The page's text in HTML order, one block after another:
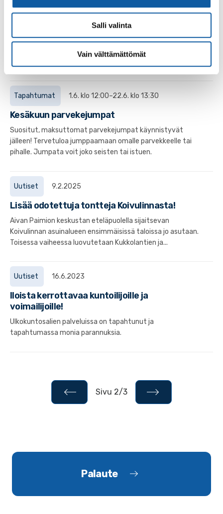
Salli valinta
Vain välttämättömät
Sivut
Muurahaispolku
Muurahaispolku on noin kilometrin pituinen, erityisesti
Tapahtumat 1.6. klo 12:00–22.6. klo 13:30
Kesäkuun parvekejumpat
Suositut, maksuttomat parvekejumpat käynnistyvät
jälleen! Tervetuloa jumppaamaan omalle parvekkeelle tai
pihalle. Jumpata voit joko seisten tai istuen.
Uutiset 9.2.2025
Lisää odotettuja tontteja Koivulinnasta!
Aivan Paimion keskustan eteläpuolella sijaitsevan
Koivulinnan asuinalueen ensimmäisissä taloissa jo asutaan.
Toisessa vaiheessa luovutetaan Kukkolantien ja...
Uutiset 16.6.2023
Iloista kerrottavaa kuntoilijoille ja
voimailijoille!
Ulkokuntosalien palveluissa on tapahtunut ja
tapahtumassa monia parannuksia.
Sivu 2/3
Palaute